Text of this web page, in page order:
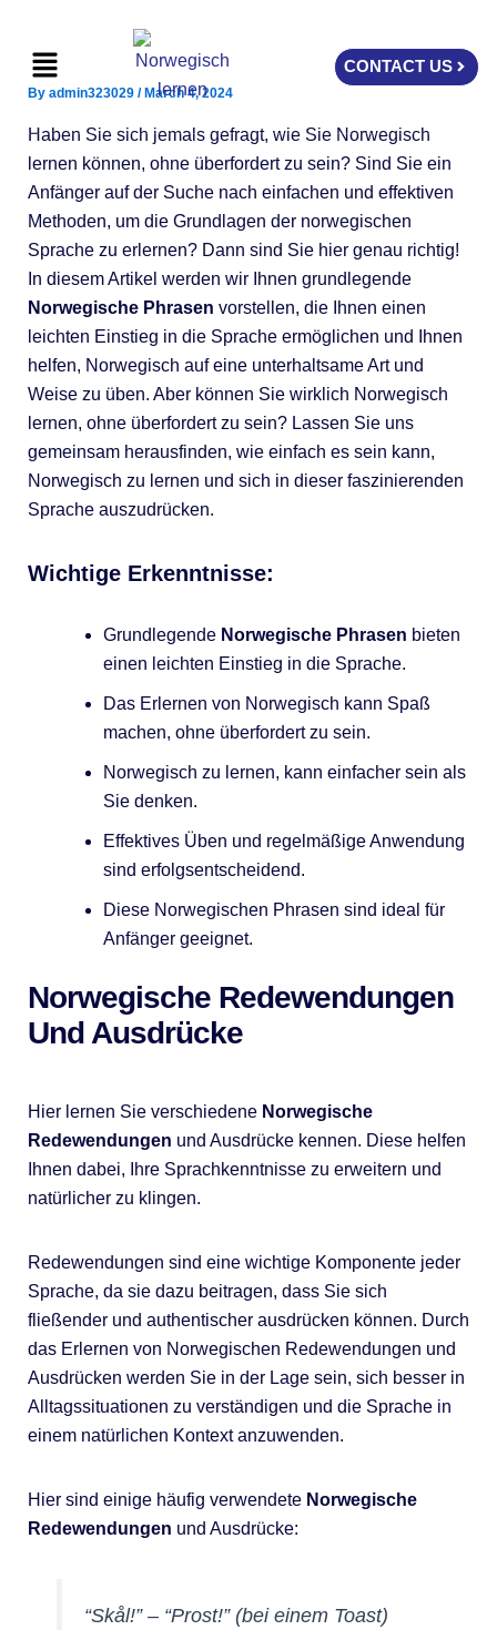
content
Menu CONTACT US
By admin323029 /March 4, 2024
Haben Sie sich jemals gefragt, wie Sie Norwegisch
lernen können, ohne überfordert zu sein? Sind Sie ein
Anfänger auf der Suche nach einfachen und effektiven
Methoden, um die Grundlagen der norwegischen
Sprache zu erlernen? Dann sind Sie hier genau richtig!
In diesem Artikel werden wir Ihnen grundlegende
Norwegische Phrasen vorstellen, die Ihnen einen
leichten Einstieg in die Sprache ermöglichen und Ihnen
helfen, Norwegisch auf eine unterhaltsame Art und
Weise zu üben. Aber können Sie wirklich Norwegisch
lernen, ohne überfordert zu sein? Lassen Sie uns
gemeinsam herausfinden, wie einfach es sein kann,
Norwegisch zu lernen und sich in dieser faszinierenden
Sprache auszudrücken.
Wichtige Erkenntnisse:
Grundlegende Norwegische Phrasen bieten
einen leichten Einstieg in die Sprache.
Das Erlernen von Norwegisch kann Spaß
machen, ohne überfordert zu sein.
Norwegisch zu lernen, kann einfacher sein als
Sie denken.
Effektives Üben und regelmäßige Anwendung
sind erfolgsentscheidend.
Diese Norwegischen Phrasen sind ideal für
Anfänger geeignet.
Norwegische Redewendungen
Und Ausdrücke
Hier lernen Sie verschiedene Norwegische
Redewendungen und Ausdrücke kennen. Diese helfen
Ihnen dabei, Ihre Sprachkenntnisse zu erweitern und
natürlicher zu klingen.
Redewendungen sind eine wichtige Komponente jeder
Sprache, da sie dazu beitragen, dass Sie sich
fließender und authentischer ausdrücken können. Durch
das Erlernen von Norwegischen Redewendungen und
Ausdrücken werden Sie in der Lage sein, sich besser in
Alltagssituationen zu verständigen und die Sprache in
einem natürlichen Kontext anzuwenden.
Hier sind einige häufig verwendete Norwegische
Redewendungen und Ausdrücke:
“Skål!”– “Prost!” (bei einem Toast)